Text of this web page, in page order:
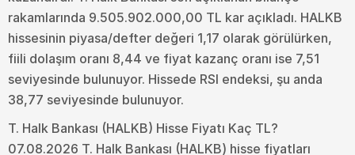
rakamlarında 9.505.902.000,00 TL kar açıkladı. HALKB
hissesinin piyasa/defter değeri 1,17 olarak görülürken,
fiili dolaşım oranı 8,44 ve fiyat kazanç oranı ise 7,51
seviyesinde bulunuyor. Hissede RSI endeksi, şu anda
38,77 seviyesinde bulunuyor.
T. Halk Bankası (HALKB) Hisse Fiyatı Kaç TL?
07.08.2026 T. Halk Bankası (HALKB) hisse fiyatları